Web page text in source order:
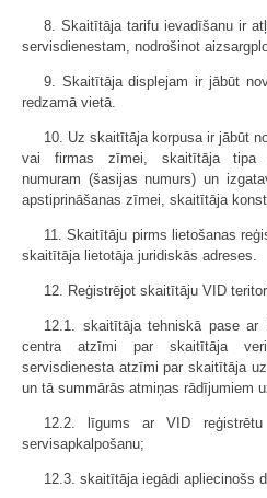
8. Skaitītāja tarifu ievadīšanu ir
servisdienestam, nodrošinot
9. Skaitītāja displejam ir jābūt
redzamā vietā.
10. Uz skaitītāja korpusa ir jābūt
vai firmas zīmei, skaitītāja tipa
numuram (šasijas numurs) un
apstiprināšanas zīmei, skaitītāja
11. Skaitītāju pirms lietošanas
skaitītāja lietotāja juridiskās adreses.
12. Reģistrējot skaitītāju VID
12.1. skaitītāja tehniskā pase ar
centra atzīmi par skaitītāja
servisdienesta atzīmi par skaitītāja
un tā summārās atmiņas rādījumiem
12.2. līgums ar VID
servisapkalpošanu;
12.3. skaitītāja iegādi apliecinošs